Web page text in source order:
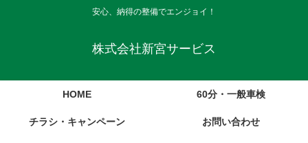
安心、納得の整備でエンジョイ！
株式会社新宮サービス
HOME 60分・一般車検
チラシ・キャンペーン お問い合わせ